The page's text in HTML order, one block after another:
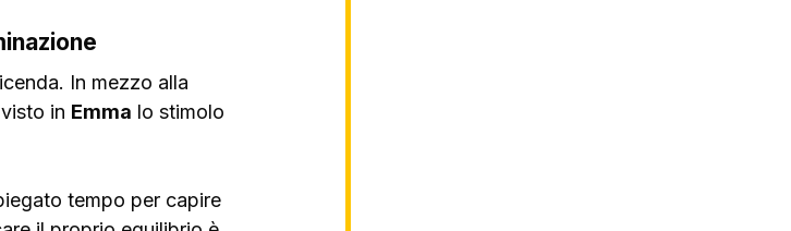
In mezzo alla
in Emma lo stimolo
tempo per capire